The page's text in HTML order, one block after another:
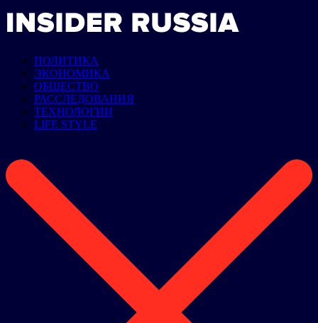
ПОЛИТИКА
ЭКОНОМИКА
ОБЩЕСТВО
РАССЛЕДОВАНИЯ
ТЕХНОЛОГИИ
LIFE STYLE